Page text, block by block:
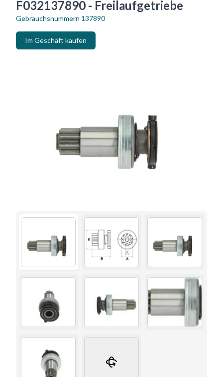
F032137890 - Freilaufgetriebe
Gebrauchsnummern 137890
Im Geschäft kaufen